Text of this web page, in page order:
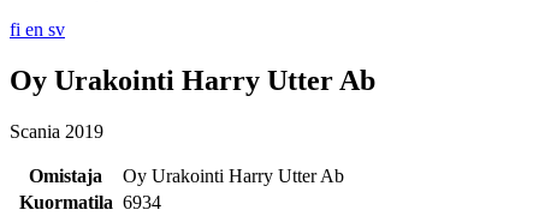
fi en sv
Oy Urakointi Harry Utter Ab
Scania 2019
Omistaja
Oy Urakointi Harry Utter Ab
Kuormatila 6934